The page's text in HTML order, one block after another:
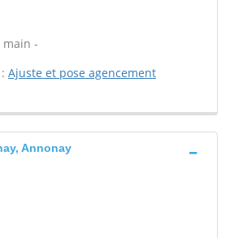
main -
Ajuste et pose agencement
Annonay